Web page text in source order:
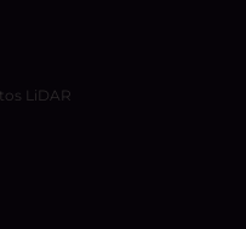
LiDAR